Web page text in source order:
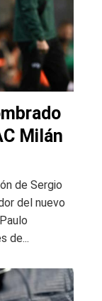
Milán
de Sergio
del nuevo
de...